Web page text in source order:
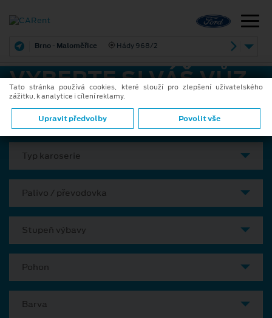
Brno - Maloměřice Hády 968/2
VYBERTE SI VÁŠ VŮZ
Model
Typ karoserie
Palivo / převodovka
Stupeň výbavy
Pohon
Barva
Tato stránka používá cookies, které slouží pro zlepšení uživatelského
zážitku, k analytice i cílení reklamy.
Upravit předvolby Povolit vše